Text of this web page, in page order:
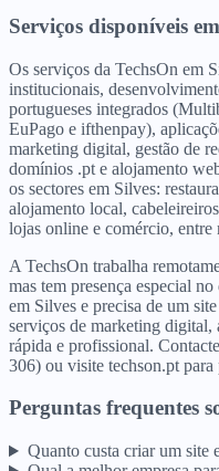
Serviços disponíveis em
Os serviços da TechsOn em
institucionais,
portugueses integrados
EuPago e ifthenpay),
marketing digital, gestão de
domínios .pt e alojamento
os sectores em Silves:
alojamento local,
lojas online e comércio, entre
A TechsOn trabalha
mas tem presença especial
em Silves e precisa de um
serviços de marketing digital,
rápida e profissional.
306) ou visite techson.pt
Perguntas frequentes
Quanto custa criar um site